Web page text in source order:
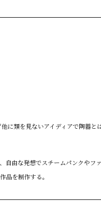
に類を見ないアイディアで陶器
自由な発想でスチームパンクやフ
品を制作する。